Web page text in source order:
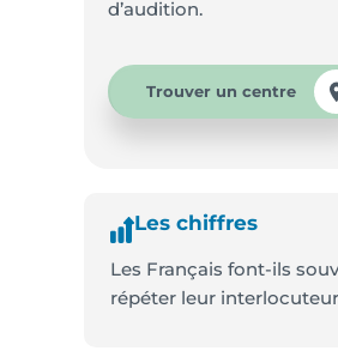
d’audition.
Trouver un centre
Les chiffres
Les Français font-ils
répéter leur